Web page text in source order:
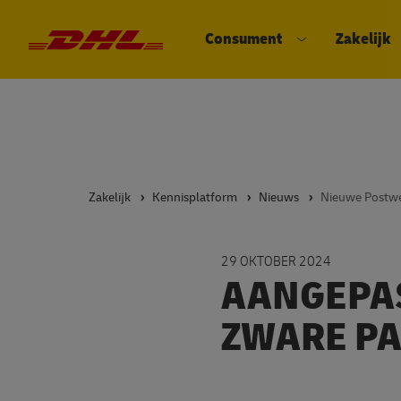
DHL eCommerce, ga naar de
Consument
Zakelijk
Zakelijk Kennisplatform Nieuws
29 OKTOBER 2024
ZWARE